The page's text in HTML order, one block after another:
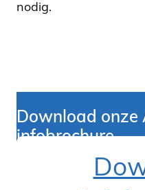
nodig.
Download onze
infobrochure